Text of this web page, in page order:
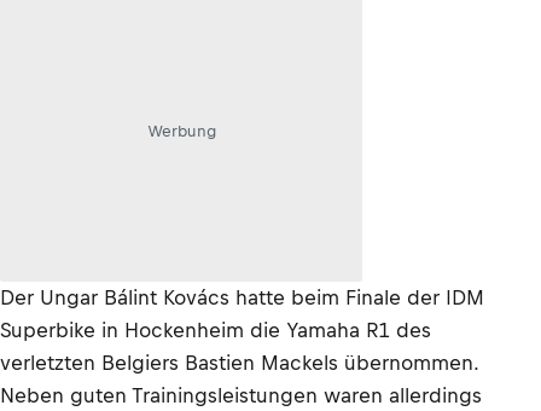
Werbung
Der Ungar Bálint Kovács hatte beim Finale der IDM
Superbike in Hockenheim die Yamaha R1 des
verletzten Belgiers Bastien Mackels übernommen.
Neben guten Trainingsleistungen waren allerdings